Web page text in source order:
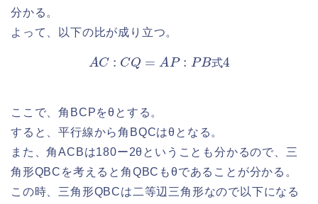
分かる。
よって、以下の比が成り立つ。
式
AC :CQ P:P B式4
ここで、角BCPをθとする。
すると、平行線から角BQCはθとなる。
また、角ACBは180ー2θということも分かるので、三
角形QBCを考えると角QBCもθであることが分かる。
この時、三角形QBCは二等辺三角形なので以下になる